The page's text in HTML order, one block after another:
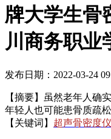
牌大学生骨
川商务职业
发布日期：2022-03-24
【摘要】虽然老年人确
年轻人也可能患骨质疏松
【关键词】 超声骨密度